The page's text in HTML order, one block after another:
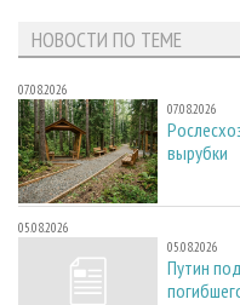
НОВОСТИ ПО ТЕМЕ
07.08.2026
07.08.2026
вырубки
05.08.2026
05.08.2026
Путин